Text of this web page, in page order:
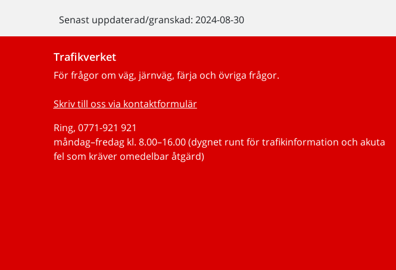
Senast uppdaterad/granskad: 2024-08-30
Trafikverket
För frågor om väg, järnväg, färja och övriga frågor.
Skriv till oss via kontaktformulär
Ring, 0771-921 921
måndag–fredag kl. 8.00–16.00 (dygnet runt för trafikinformation och akuta
fel som kräver omedelbar åtgärd)